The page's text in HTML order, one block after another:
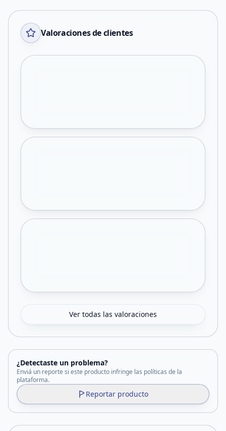
Valoraciones de clientes
Ver todas las valoraciones
¿Detectaste un problema?
Enviá un reporte si este producto infringe las políticas de la
plataforma.
Reportar producto